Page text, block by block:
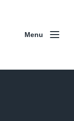
Menu